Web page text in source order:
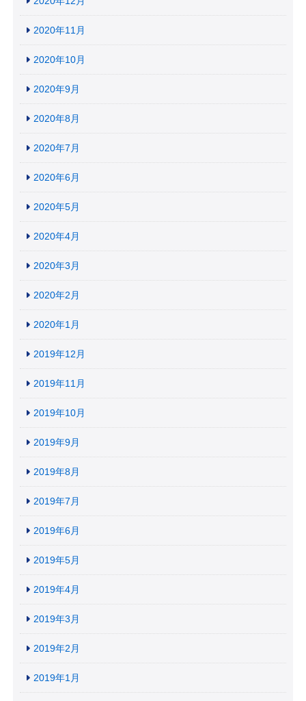
2020年11月
2020年10月
2020年9月
2020年8月
2020年7月
2020年6月
2020年5月
2020年4月
2020年3月
2020年2月
2020年1月
2019年12月
2019年11月
2019年10月
2019年9月
2019年8月
2019年7月
2019年6月
2019年5月
2019年4月
2019年3月
2019年2月
2019年1月